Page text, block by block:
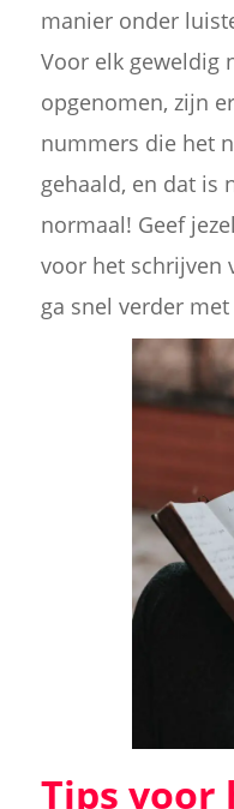
manier onder
Voor elk geweldig
opgenomen, zijn
nummers die het
gehaald, en dat is
normaal! Geef
voor het schrijven
ga snel verder
Tips voor